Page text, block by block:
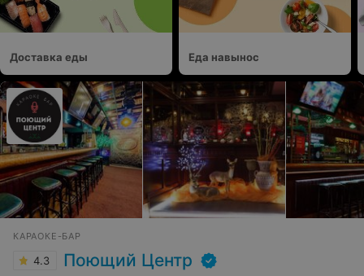
Доставка еды Еда навынос
КАРАОКЕ-БАР
4.3 Поющий Центр